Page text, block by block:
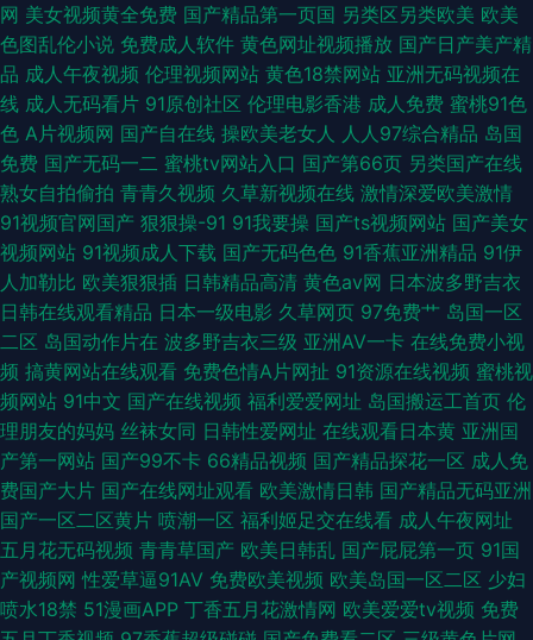
网 美女视频黄全免费 国产精品第一页国 另类区另类欧美 欧美
色图乱伦小说 免费成人软件 黄色网址视频播放 国产日产美产精
品 成人午夜视频 伦理视频网站 黄色18禁网站 亚洲无码视频在
线 成人无码看片 91原创社区 伦理电影香港 成人免费 蜜桃91色
色 A片视频网 国产自在线 操欧美老女人 人人97综合精品 岛国
免费 国产无码一二 蜜桃tv网站入口 国产第66页 另类国产在线
熟女自拍偷拍 青青久视频 久草新视频在线 激情深爱欧美激情
91视频官网国产 狠狠操-91 91我要操 国产ts视频网站 国产美女
视频网站 91视频成人下载 国产无码色色 91香蕉亚洲精品 91伊
人加勒比 欧美狠狠插 日韩精品高清 黄色av网 日本波多野吉衣
日韩在线观看精品 日本一级电影 久草网页 97免费艹 岛国一区
二区 岛国动作片在 波多野吉衣三级 亚洲AV一卡 在线免费小视
频 搞黄网站在线观看 免费色情A片网扯 91资源在线视频 蜜桃视
频网站 91中文 国产在线视频 福利爱爱网址 岛国搬运工首页 伦
理朋友的妈妈 丝袜女同 日韩性爱网址 在线观看日本黄 亚洲国
产第一网站 国产99不卡 66精品视频 国产精品探花一区 成人免
费国产大片 国产在线网址观看 欧美激情日韩 国产精品无码亚洲
国产一区二区黄片 喷潮一区 福利姬足交在线看 成人午夜网址
五月花无码视频 青青草国产 欧美日韩乱 国产屁屁第一页 91国
产视频网 性爱草逼91AV 免费欧美视频 欧美岛国一区二区 少妇
喷水18禁 51漫画APP 丁香五月花激情网 欧美爱爱tv视频 免费